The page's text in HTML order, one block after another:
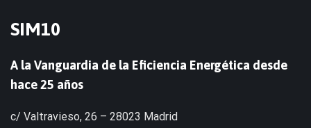
SIM10
A la Vanguardia de la Eficiencia Energética desde
hace 25 años
c/ Valtravieso, 26 – 28023 Madrid